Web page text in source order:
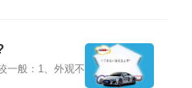
一般：1、外观不